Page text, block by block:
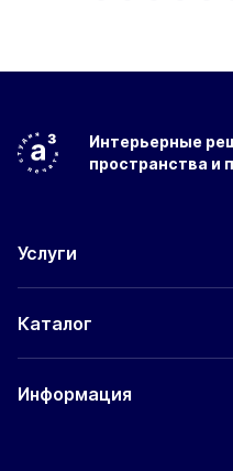
Интерьерные
пространства и
Услуги
Каталог
Информация